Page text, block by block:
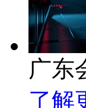
广东
了解